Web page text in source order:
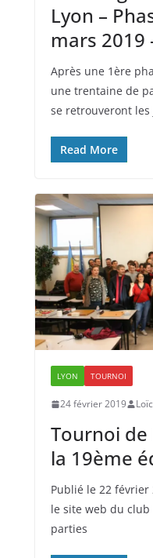
Lyon –
mars 2019
Après une 1ère
une trentaine de
se retrouveront
Read More
LYON TOURNOI
24 février 2019
Tournoi de
la 19ème
Publié le 22 février
le site web du
parties